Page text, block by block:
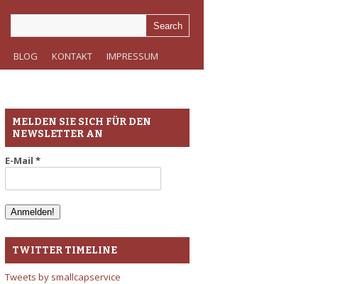
BLOG KONTAKT IMPRESSUM
MELDEN SIE SICH FÜR DEN
NEWSLETTER AN
E-Mail *
TWITTER TIMELINE
Tweets by smallcapservice